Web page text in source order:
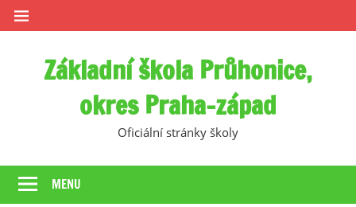
Skip
to
Základní škola Průhonice,
okres Praha-západ
Oficiální stránky školy
MENU